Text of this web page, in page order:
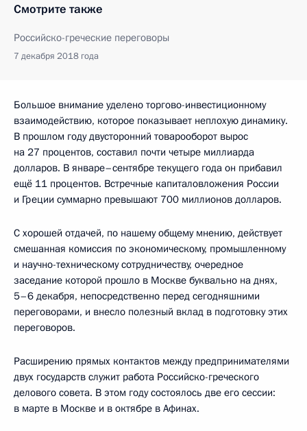
Смотрите также
Российско-греческие переговоры
7 декабря 2018 года
Большое внимание уделено торгово-инвестиционному
взаимодействию, которое показывает неплохую динамику.
В прошлом году двусторонний товарооборот вырос
на 27 процентов, составил почти четыре миллиарда
долларов. В январе–сентябре текущего года он прибавил
ещё 11 процентов. Встречные капиталовложения России
и Греции суммарно превышают 700 миллионов долларов.
С хорошей отдачей, по нашему общему мнению, действует
смешанная комиссия по экономическому, промышленному
и научно-техническому сотрудничеству, очередное
заседание которой прошло в Москве буквально на днях,
5–6 декабря, непосредственно перед сегодняшними
переговорами, и внесло полезный вклад в подготовку этих
переговоров.
Расширению прямых контактов между предпринимателями
двух государств служит работа Российско-греческого
делового совета. В этом году состоялось две его сессии:
в марте в Москве и в октябре в Афинах.